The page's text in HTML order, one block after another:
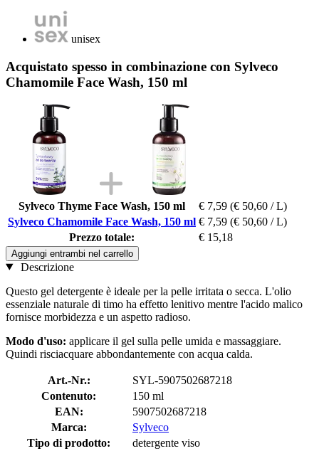
unisex
Acquistato spesso in combinazione con Sylveco
Chamomile Face Wash, 150 ml
Sylveco Thyme Face Wash, 150 ml € 7,59 (€ 50,60 / L)
Sylveco Chamomile Face Wash, 150 ml € 7,59 (€ 50,60 / L)
Prezzo totale:
€ 15,18
Aggiungi entrambi nel carrello
Descrizione
Questo gel detergente è ideale per la pelle irritata o secca. L'olio
essenziale naturale di timo ha effetto lenitivo mentre l'acido malico
fornisce morbidezza e un aspetto radioso.
Modo d'uso: applicare il gel sulla pelle umida e massaggiare.
Quindi risciacquare abbondantemente con acqua calda.
Art.-Nr.:
SYL-5907502687218
Contenuto:
150 ml
EAN:
5907502687218
Marca:
Sylveco
Tipo di prodotto:
detergente viso